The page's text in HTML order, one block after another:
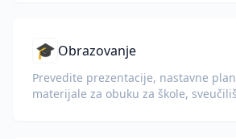
🎓 Obrazovanje
Prevedite prezentacije, nastavne
materijale za obuku za škole,